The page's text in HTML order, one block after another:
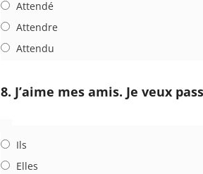
Attendé
Attendre
Attendu
8. J’aime mes amis. Je veux
Ils
Elles